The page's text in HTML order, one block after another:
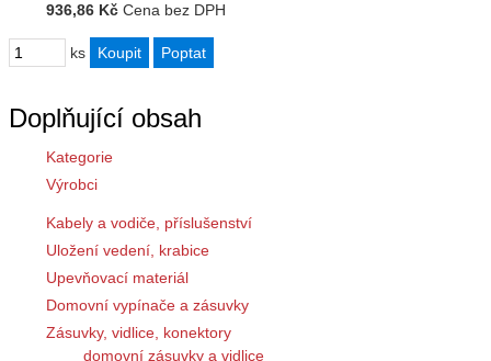
936,86 Kč Cena bez DPH
ks
Doplňující obsah
Kategorie
Výrobci
Kabely a vodiče, příslušenství
Uložení vedení, krabice
Upevňovací materiál
Domovní vypínače a zásuvky
Zásuvky, vidlice, konektory
domovní zásuvky a vidlice